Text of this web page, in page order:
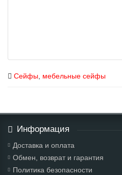
Сейфы мебельные сейфы
Информация
Доставка и оплата
Обмен, возврат и гарантия
Политика безопасности